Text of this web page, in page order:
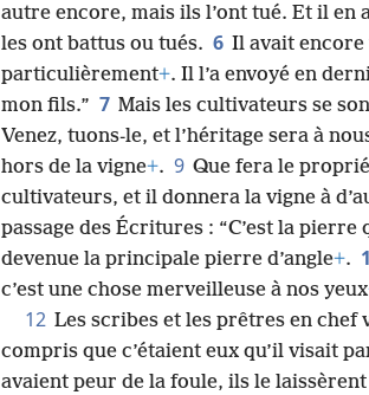
autre encore, mais ils l’ont tué. Et il en
les ont battus ou tués. 6 Il avait encore
particulièrement+. Il l’a envoyé en
mon fils.” 7 Mais les cultivateurs se
Venez, tuons-le, et l’héritage sera à
hors de la vigne+. 9 Que fera le
cultivateurs, et il donnera la vigne à
passage des Écritures : “C’est la
devenue la principale pierre d’angle+.
c’est une chose merveilleuse à nos yeux
12 Les scribes et les prêtres en
compris que c’étaient eux qu’il visait
avaient peur de la foule, ils le